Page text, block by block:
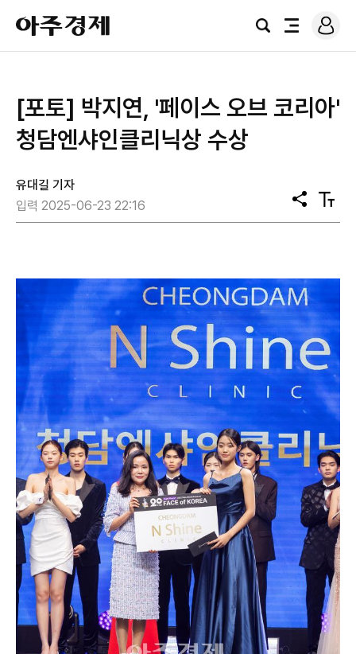
아
주
경
검
전
로
그
[포토] 박지연, '페이스 오브 코리아'
청담엔샤인클리닉상 수상
유대길 기자
입력 2025-06-23 22:16
공
유
텍
스